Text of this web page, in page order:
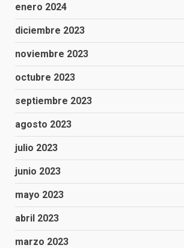
enero 2024
diciembre 2023
noviembre 2023
octubre 2023
septiembre 2023
agosto 2023
julio 2023
junio 2023
mayo 2023
abril 2023
marzo 2023